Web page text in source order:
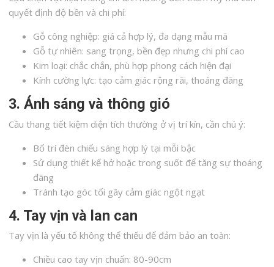
quyết định độ bền và chi phí:
Gỗ công nghiệp: giá cả hợp lý, đa dạng mẫu mã
Gỗ tự nhiên: sang trọng, bền đẹp nhưng chi phí cao
Kim loại: chắc chắn, phù hợp phong cách hiện đại
Kính cường lực: tạo cảm giác rộng rãi, thoáng đãng
3. Ánh sáng và thông gió
Cầu thang tiết kiệm diện tích thường ở vị trí kín, cần chú ý:
Bố trí đèn chiếu sáng hợp lý tại mỗi bậc
Sử dụng thiết kế hở hoặc trong suốt để tăng sự thoáng
đãng
Tránh tạo góc tối gây cảm giác ngột ngạt
4. Tay vịn và lan can
Tay vịn là yếu tố không thể thiếu để đảm bảo an toàn:
Chiều cao tay vịn chuẩn: 80-90cm